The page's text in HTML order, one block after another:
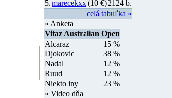
5.marecekxx (10 €)2124 b.
celá tabuľka »
» Anketa
Vitaz Australian Open
Alcaraz
15 %
Djokovic
38 %
Nadal
12 %
Ruud
12 %
Niekto iny
23 %
» Video dňa